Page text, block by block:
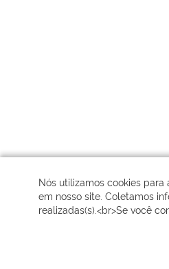
Nós utilizamos cookies
em nosso site. Coletamos
realizadas(s).<br>Se você